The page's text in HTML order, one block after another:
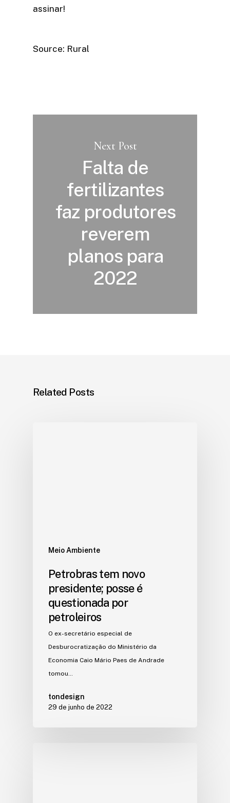
assinar!​
Source: Rural
Next Post
Falta de
fertilizantes
faz produtores
reverem
planos para
2022
Related Posts
Meio Ambiente
Petrobras tem novo
presidente; posse é
questionada por
petroleiros
O ex-secretário especial de
Desburocratização do Ministério da
Economia Caio Mário Paes de Andrade
tomou…
tondesign
29 de junho de 2022